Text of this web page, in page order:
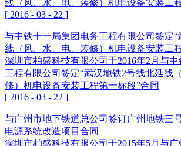
线（风、水、电、装修）机电设备安装工
[ 2016 - 03 - 22 ]
与中铁十一局集团电务工程有限公司签定
线（风、水、电、装修）机电设备安装工
深圳市柏盛科技有限公司于2016年2月与
工程有限公司签定“武汉地铁2号线北延线
修）机电设备安装工程第一标段”合同
[ 2016 - 03 - 22 ]
与广州市地下铁道总公司签订广州地铁三
电源系统改造项目合同
深圳市柏盛科技有限公司于2015年5月与